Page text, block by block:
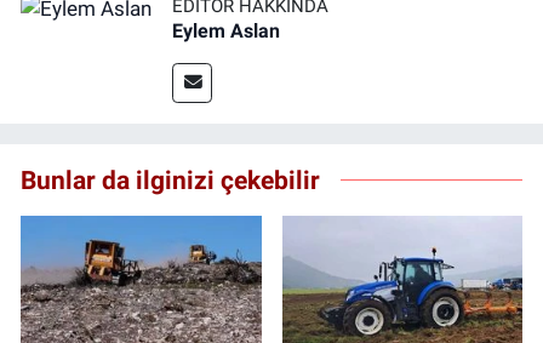
EDITÖR HAKKINDA
Eylem Aslan
Bunlar da ilginizi çekebilir